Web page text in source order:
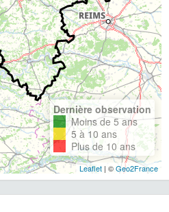
Dernière observation
Moins de 5 ans
5 à 10 ans
Plus de 10 ans
Leaflet| ©Geo2France